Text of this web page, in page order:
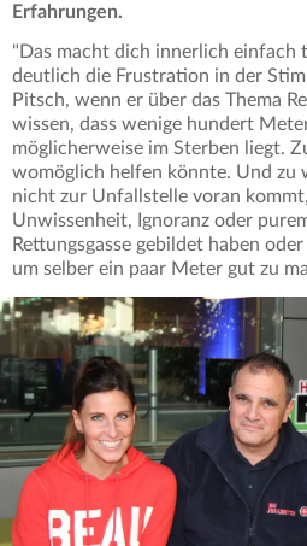
Erfahrungen.
"Das macht dich innerlich
deutlich die Frustration in der
Pitsch, wenn er über das Thema
wissen, dass wenige hundert
möglicherweise im Sterben liegt.
womöglich helfen könnte. Und zu
nicht zur Unfallstelle voran
Unwissenheit, Ignoranz oder
Rettungsgasse gebildet haben
um selber ein paar Meter gut zu